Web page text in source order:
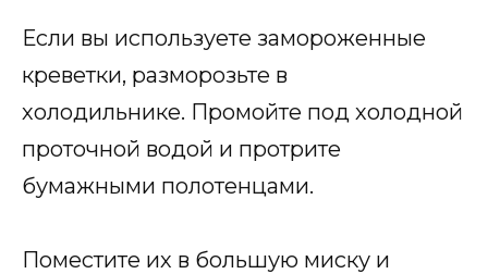
Если вы используете замороженные
креветки, разморозьте в
холодильнике. Промойте под холодной
проточной водой и протрите
бумажными полотенцами.
Поместите их в большую миску и